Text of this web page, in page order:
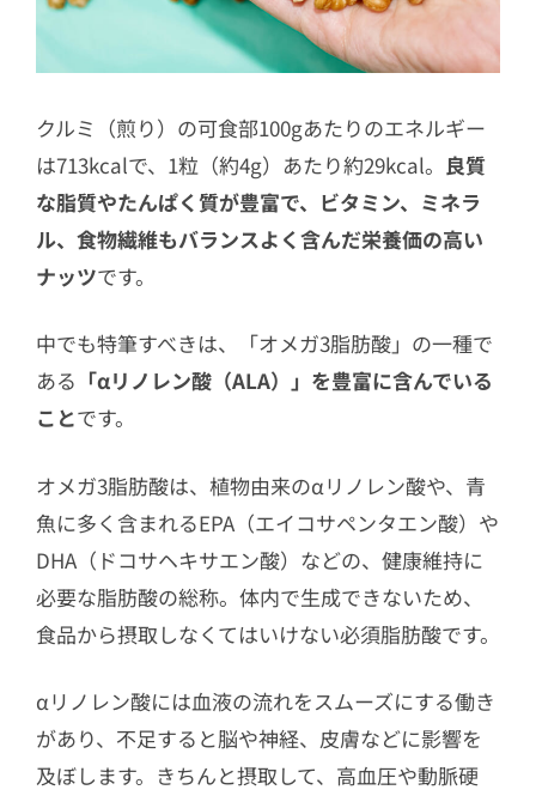
クルミ（煎り）の可食部100gあたりのエネルギー
は713kcalで、1粒（約4g）あたり約29kcal。 良質
な脂質やたんぱく質が豊富で、ビタミン、ミネラ
ル、食物繊維もバランスよく含んだ栄養価の高い
ナッツです。
中でも特筆すべきは、「オメガ3脂肪酸」の一種で
ある 「αリノレン酸（ALA）」を豊富に含んでいる
ことです。
オメガ3脂肪酸は、植物由来のαリノレン酸や、青
魚に多く含まれるEPA（エイコサペンタエン酸）や
DHA（ドコサヘキサエン酸）などの、健康維持に
必要な脂肪酸の総称。体内で生成できないため、
食品から摂取しなくてはいけない必須脂肪酸です。
αリノレン酸には血液の流れをスムーズにする働き
があり、不足すると脳や神経、皮膚などに影響を
及ぼします。きちんと摂取して、高血圧や動脈硬